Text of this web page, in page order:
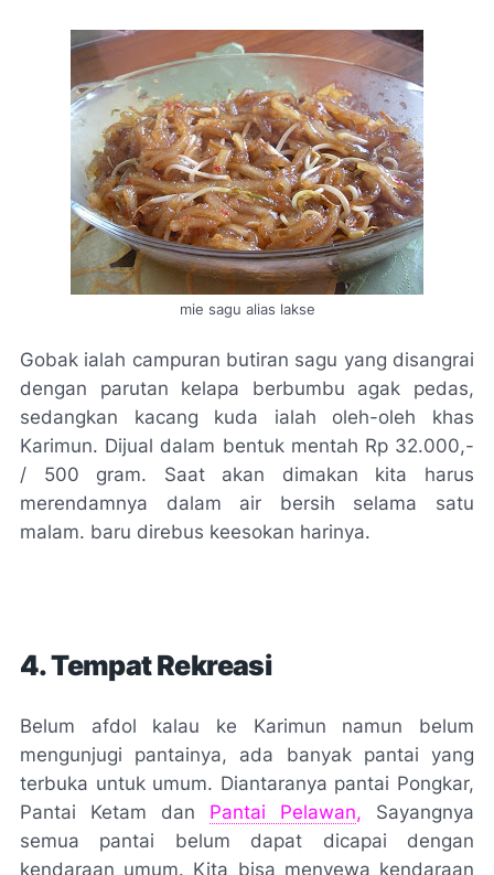
mie sagu alias lakse
Gobak ialah campuran butiran sagu yang disangrai
dengan parutan kelapa berbumbu agak pedas,
sedangkan kacang kuda ialah oleh-oleh khas
Karimun. Dijual dalam bentuk mentah Rp 32.000,-
/ 500 gram. Saat akan dimakan kita harus
merendamnya dalam air bersih selama satu
malam. baru direbus keesokan harinya.
4. Tempat Rekreasi
Belum afdol kalau ke Karimun namun belum
mengunjugi pantainya, ada banyak pantai yang
terbuka untuk umum. Diantaranya pantai Pongkar,
Pantai Ketam dan Pantai Pelawan, Sayangnya
semua pantai belum dapat dicapai dengan
kendaraan umum. Kita bisa menyewa kendaraan